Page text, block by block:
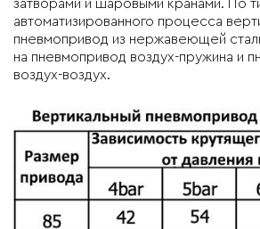
затворами и шаровыми кранами. По
автоматизированного процесса
пневмопривод из нержавеющей
на пневмопривод воздух-пружина и
воздух-воздух.